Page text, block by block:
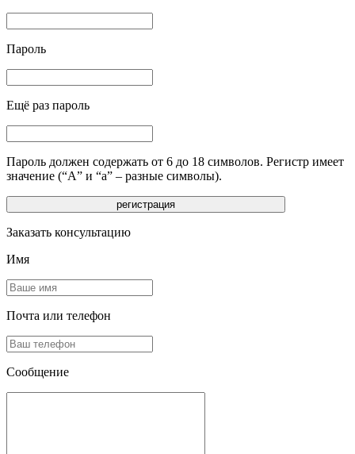
Пароль
Ещё раз пароль
Пароль должен содержать от 6 до 18 символов. Регистр имеет
значение (“А” и “а” – разные символы).
Заказать консультацию
Имя
Почта или телефон
Сообщение